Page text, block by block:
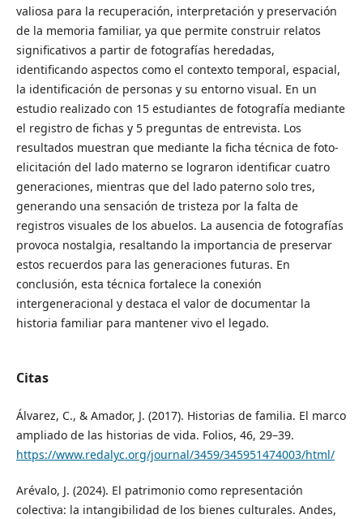
valiosa para la recuperación, interpretación y preservación
de la memoria familiar, ya que permite construir relatos
significativos a partir de fotografías heredadas,
identificando aspectos como el contexto temporal, espacial,
la identificación de personas y su entorno visual. En un
estudio realizado con 15 estudiantes de fotografía mediante
el registro de fichas y 5 preguntas de entrevista. Los
resultados muestran que mediante la ficha técnica de foto-
elicitación del lado materno se lograron identificar cuatro
generaciones, mientras que del lado paterno solo tres,
generando una sensación de tristeza por la falta de
registros visuales de los abuelos. La ausencia de fotografías
provoca nostalgia, resaltando la importancia de preservar
estos recuerdos para las generaciones futuras. En
conclusión, esta técnica fortalece la conexión
intergeneracional y destaca el valor de documentar la
historia familiar para mantener vivo el legado.
Citas
Álvarez, C., & Amador, J. (2017). Historias de familia. El marco
ampliado de las historias de vida. Folios, 46, 29–39.
https://www.redalyc.org/journal/3459/345951474003/html/
Arévalo, J. (2024). El patrimonio como representación
colectiva: la intangibilidad de los bienes culturales. Andes,